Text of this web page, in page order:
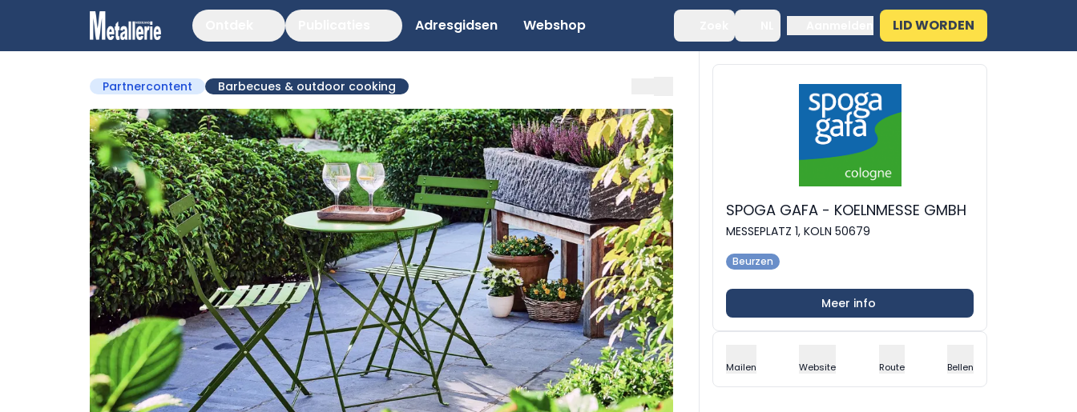
Adresgidsen Webshop LID WORDEN
Partnercontent Barbecues & outdoor cooking
SPOGA GAFA - KOELNMESSE GMBH
MESSEPLATZ 1, KOLN 50679
Beurzen
Meer info
Mailen Website Route Bellen